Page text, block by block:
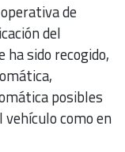
de
del
sido recogido,
posibles
como en